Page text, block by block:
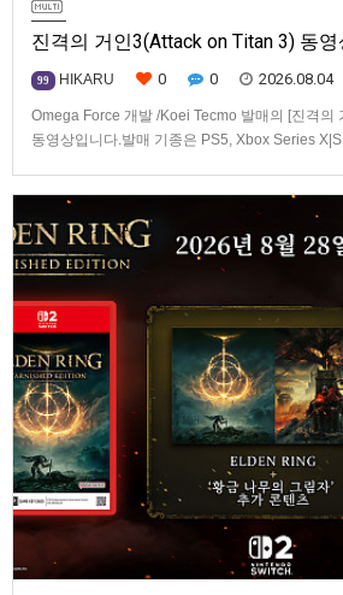
진격의 거인3(Attack on Titan 3) 동영
99 HIKARU 0 0 2026.08.04
Omega Force 개발 /Koei Tecmo 발매의 [진격의
동영상입니다.발매 기종은 PS5, Xbox Series